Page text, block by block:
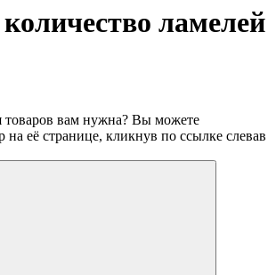
ламелей
товаров вам нужна? Вы можете
на её странице, кликнув по ссылке слевав